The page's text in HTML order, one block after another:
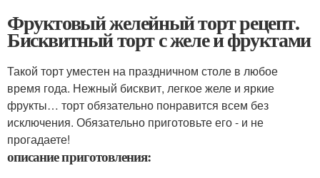
Фруктовый желейный торт рецепт.
Бисквитный торт с желе и фруктами
Такой торт уместен на праздничном столе в любое
время года. Нежный бисквит, легкое желе и яркие
фрукты… торт обязательно понравится всем без
исключения. Обязательно приготовьте его - и не
прогадаете!
описание приготовления: